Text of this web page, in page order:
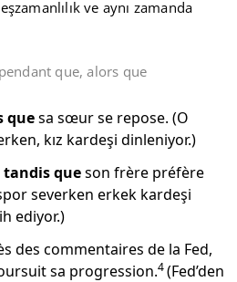
ve aynı zamanda
que, alors que
quesa sœur se repose. (O
kız kardeşi dinleniyor.)
tandis queson frère préfère
severken erkek kardeşi
ediyor.)
des commentaires de la Fed,
sa progression.4(Fed’den